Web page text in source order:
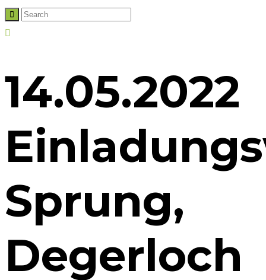
14.05.2022
Sprung,
Degerloch